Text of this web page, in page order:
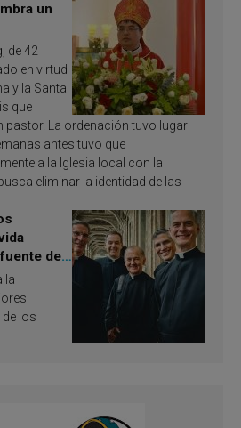
un
de 42
en virtud
y la Santa
que
pastor. La ordenación tuvo lugar
antes tuvo que
a la Iglesia local con la
eliminar la identidad de las
de
la
los